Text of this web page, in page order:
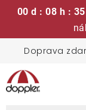
00 d : 08 h :
obsah
Doprava
Sedací
Slunečníky